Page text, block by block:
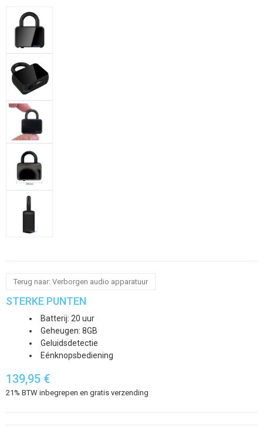
Terug naar: Verborgen audio apparatuur
STERKE PUNTEN
Batterij: 20 uur
Geheugen: 8GB
Geluidsdetectie
Eénknopsbediening
139,95 €
21% BTW inbegrepen en gratis verzending